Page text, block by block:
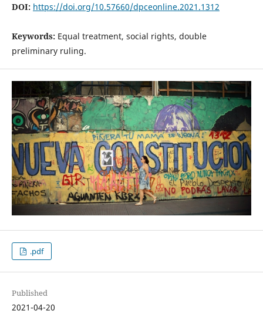
DOI: https://doi.org/10.57660/dpceonline.2021.1312
Keywords: Equal treatment, social rights, double
preliminary ruling.
.pdf
Published
2021-04-20